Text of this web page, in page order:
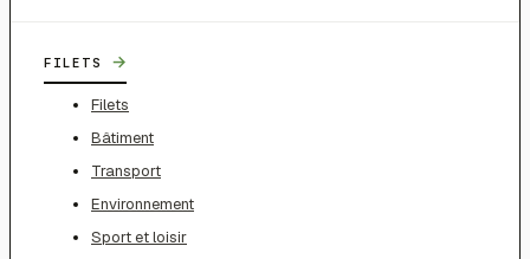
FILETS →
Filets
Bâtiment
Transport
Environnement
Sport et loisir